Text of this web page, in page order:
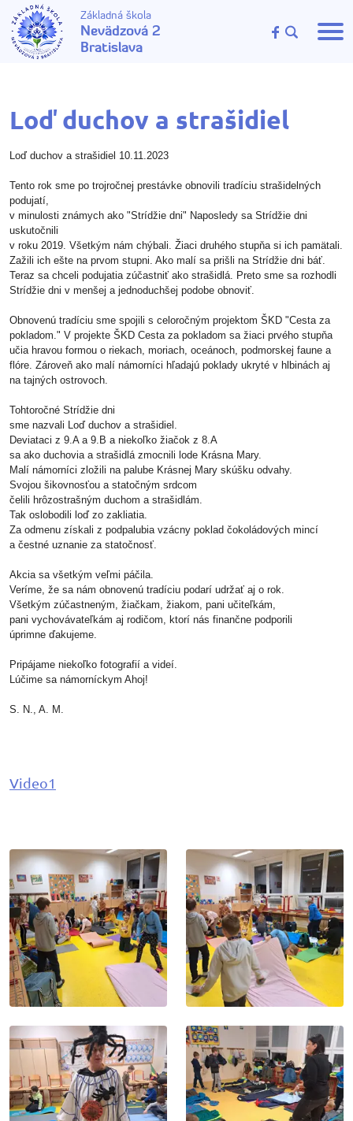
Základná škola
Nevädzová 2
Bratislava
Loď duchov a strašidiel
Loď duchov a strašidiel 10.11.2023
Tento rok sme po trojročnej prestávke obnovili tradíciu strašidelných
podujatí,
v minulosti známych ako "Strídžie dni" Naposledy sa Strídžie dni
uskutočnili
v roku 2019. Všetkým nám chýbali. Žiaci druhého stupňa si ich pamätali.
Zažili ich ešte na prvom stupni. Ako malí sa prišli na Strídžie dni báť.
Teraz sa chceli podujatia zúčastniť ako strašidlá. Preto sme sa rozhodli
Strídžie dni v menšej a jednoduchšej podobe obnoviť.
Obnovenú tradíciu sme spojili s celoročným projektom ŠKD "Cesta za
pokladom." V projekte ŠKD Cesta za pokladom sa žiaci prvého stupňa
učia hravou formou o riekach, moriach, oceánoch, podmorskej faune a
flóre. Zároveň ako malí námorníci hľadajú poklady ukryté v hlbinách aj
na tajných ostrovoch.
Tohtoročné Strídžie dni
sme nazvali Loď duchov a strašidiel.
Deviataci z 9.A a 9.B a niekoľko žiačok z 8.A
sa ako duchovia a strašidlá zmocnili lode Krásna Mary.
Malí námorníci zložili na palube Krásnej Mary skúšku odvahy.
Svojou šikovnosťou a statočným srdcom
čelili hrôzostrašným duchom a strašidlám.
Tak oslobodili loď zo zakliatia.
Za odmenu získali z podpalubia vzácny poklad čokoládových mincí
a čestné uznanie za statočnosť.
Akcia sa všetkým veľmi páčila.
Veríme, že sa nám obnovenú tradíciu podarí udržať aj o rok.
Všetkým zúčastneným, žiačkam, žiakom, pani učiteľkám,
pani vychovávateľkám aj rodičom, ktorí nás finančne podporili
úprimne ďakujeme.
Pripájame niekoľko fotografií a videí.
Lúčime sa námorníckym Ahoj!
S. N., A. M.
Video1